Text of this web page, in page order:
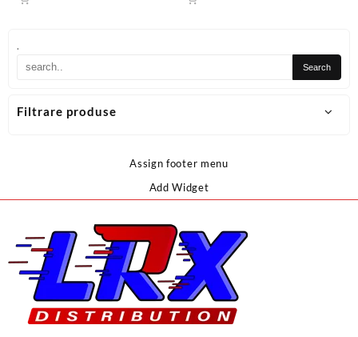
.
Filtrare produse
Assign footer menu
Add Widget